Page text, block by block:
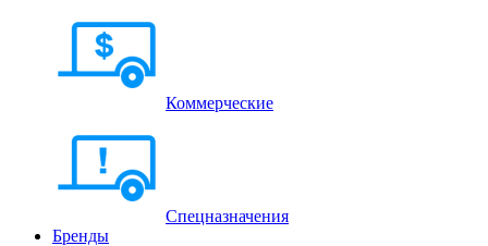
Коммерческие
Спецназначения
Бренды